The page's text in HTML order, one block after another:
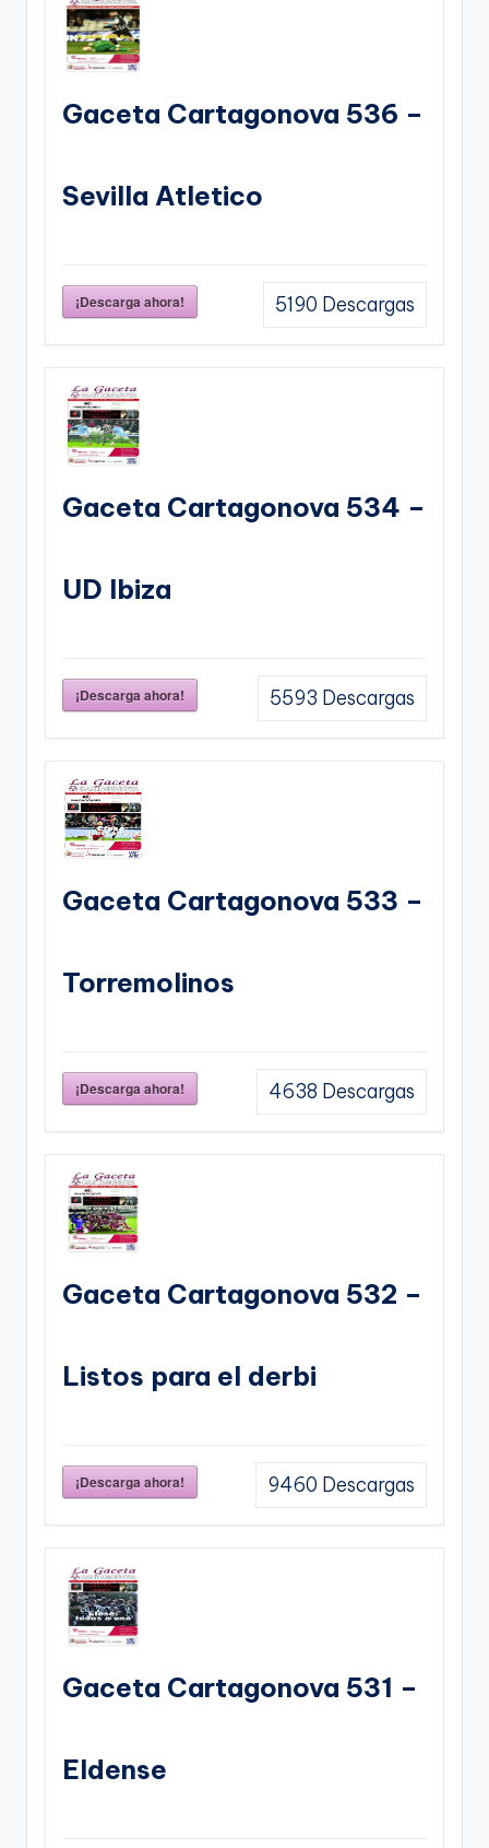
Gaceta Cartagonova 536 –
Sevilla Atletico
¡Descarga ahora! 5190 Descargas
Gaceta Cartagonova 534 –
UD Ibiza
¡Descarga ahora! 5593 Descargas
Gaceta Cartagonova 533 –
Torremolinos
¡Descarga ahora! 4638 Descargas
Gaceta Cartagonova 532 –
Listos para el derbi
¡Descarga ahora! 9460 Descargas
Gaceta Cartagonova 531 –
Eldense